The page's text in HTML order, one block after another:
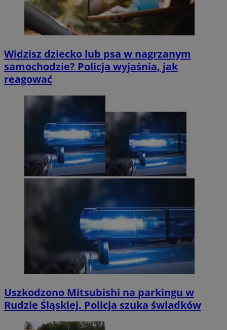
Widzisz dziecko lub psa w nagrzanym
samochodzie? Policja wyjaśnia, jak
reagować
Uszkodzono Mitsubishi na parkingu w
Rudzie Śląskiej. Policja szuka świadków